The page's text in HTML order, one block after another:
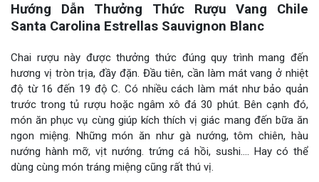
Hướng Dẫn Thưởng Thức Rượu Vang Chile
Santa Carolina Estrellas Sauvignon Blanc
Chai rượu này được thưởng thức đúng quy trình mang đến
hương vị tròn trịa, đầy đặn. Đầu tiên, cần làm mát vang ở nhiệt
độ từ 16 đến 19 độ C. Có nhiều cách làm mát như bảo quản
trước trong tủ rượu hoặc ngâm xô đá 30 phút. Bên cạnh đó,
món ăn phục vụ cùng giúp kích thích vị giác mang đến bữa ăn
ngon miệng. Những món ăn như gà nướng, tôm chiên, hàu
nướng hành mỡ, vịt nướng. trứng cá hồi, sushi…. Hay có thể
dùng cùng món tráng miệng cũng rất thú vị.